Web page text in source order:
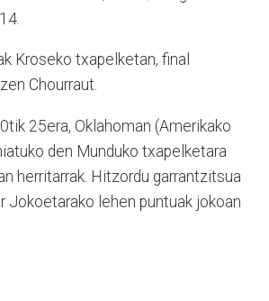
Kroseko txapelketan, final
Chourraut.
25era, Oklahoman (Amerikako
den Munduko txapelketara
herritarrak. Hitzordu garrantzitsua
Jokoetarako lehen puntuak jokoan